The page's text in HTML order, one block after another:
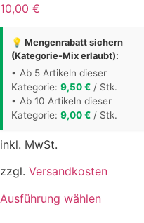
gewählt
werden
10,00 €
💡 Mengenrabatt sichern
(Kategorie-Mix erlaubt):
• Ab 5 Artikeln dieser
Kategorie: 9,50€ / Stk.
• Ab 10 Artikeln dieser
Kategorie: 9,00€ / Stk.
inkl. MwSt.
zzgl. Versandkosten
Ausführung wählenDieses